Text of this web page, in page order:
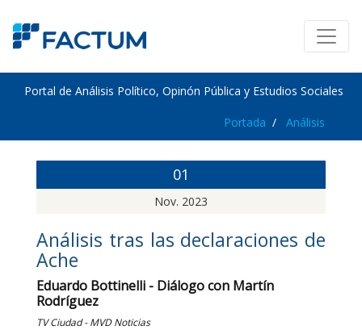
Portal de Análisis Político, Opinón Pública y Estudios Sociales
Portada Análisis
01
Nov. 2023
Análisis tras las declaraciones de
Ache
Eduardo Bottinelli - Diálogo con Martín
Rodríguez
TV Ciudad - MVD Noticias